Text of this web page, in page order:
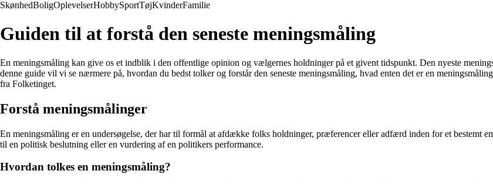
SkønhedBoligOplevelserHobbySportTøjKvinderFamilie
Guiden til at forstå den seneste meningsmåling
En meningsmåling kan give os et indblik i den offentlige opinion og vælgernes holdninger på et givent tidspunkt. Den nyeste
denne guide vil vi se nærmere på, hvordan du bedst tolker og forstår den seneste meningsmåling, hvad enten det er en
fra Folketinget.
Forstå meningsmålinger
En meningsmåling er en undersøgelse, der har til formål at afdække folks holdninger, præferencer eller adfærd inden for et
til en politisk beslutning eller en vurdering af en politikers performance.
Hvordan tolkes en meningsmåling?